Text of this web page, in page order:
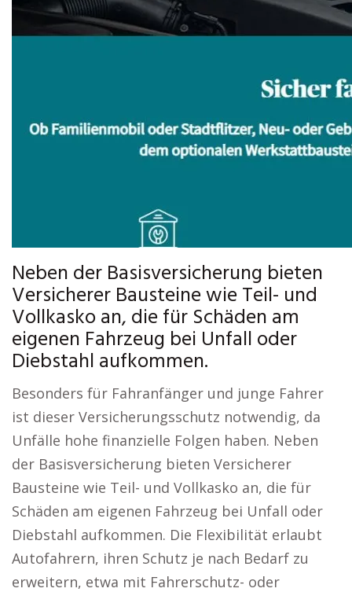
Neben der Basisversicherung bieten
Versicherer Bausteine wie Teil- und
Vollkasko an, die für Schäden am
eigenen Fahrzeug bei Unfall oder
Diebstahl aufkommen.
Besonders für Fahranfänger und junge Fahrer
ist dieser Versicherungsschutz notwendig, da
Unfälle hohe finanzielle Folgen haben. Neben
der Basisversicherung bieten Versicherer
Bausteine wie Teil- und Vollkasko an, die für
Schäden am eigenen Fahrzeug bei Unfall oder
Diebstahl aufkommen. Die Flexibilität erlaubt
Autofahrern, ihren Schutz je nach Bedarf zu
erweitern, etwa mit Fahrerschutz- oder